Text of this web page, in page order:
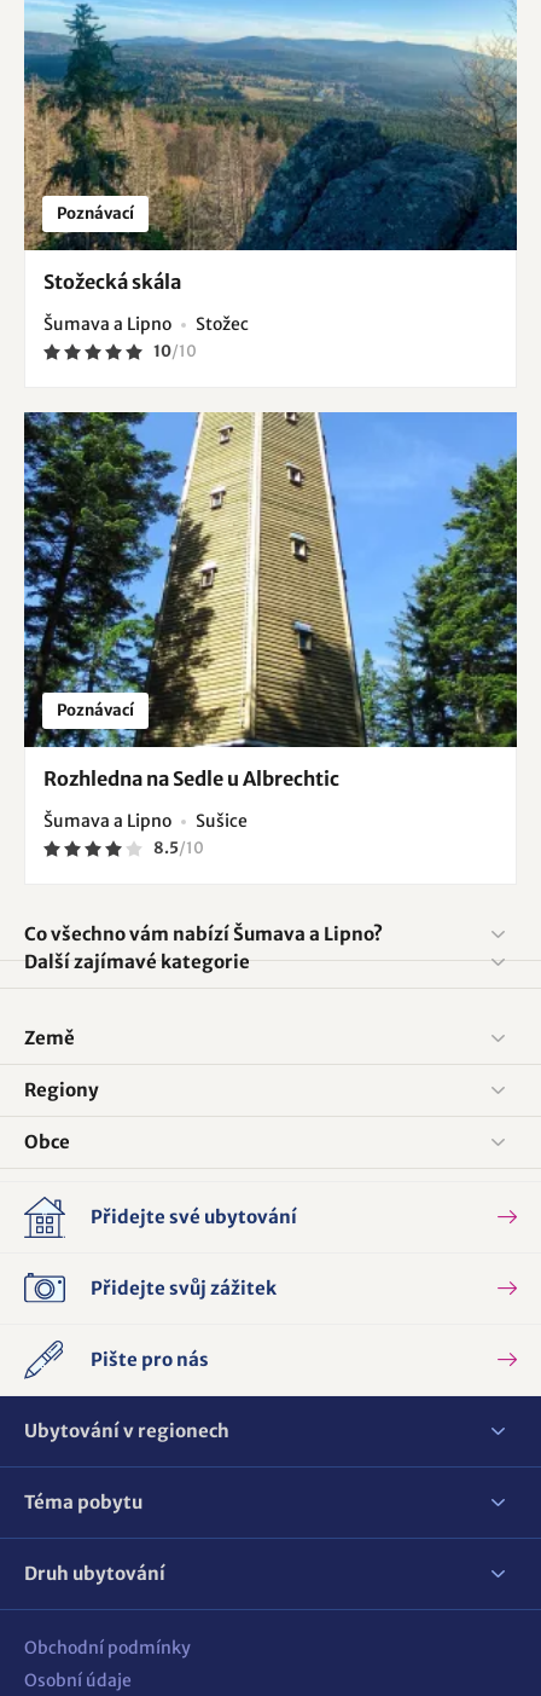
Poznávací
Stožecká skála
Šumava a Lipno Stožec
10/10
Poznávací
Rozhledna na Sedle u Albrechtic
Šumava a Lipno Sušice
8.5/10
Co všechno vám nabízí Šumava a Lipno?
Další zajímavé kategorie
Země
Regiony
Obce
Přidejte své ubytování
Přidejte svůj zážitek
Pište pro nás
Ubytování v regionech
Téma pobytu
Druh ubytování
Obchodní podmínky
Osobní údaje